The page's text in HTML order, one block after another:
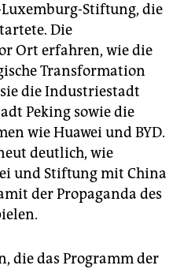
Stiftung, die
Die
Ort erfahren, wie die
Transformation
die Industriestadt
Peking sowie die
wie Huawei und BYD.
deutlich, wie
und Stiftung mit China
der Propaganda des
die das Programm der